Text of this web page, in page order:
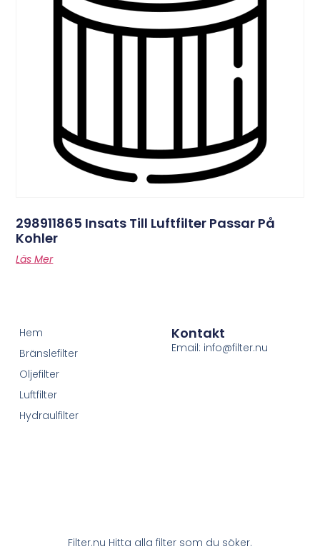
298911865 Insats Till Luftfilter Passar På
Kohler
Läs Mer
Filter.nu Hitta alla filter som du söker.
Hem
Bränslefilter
Oljefilter
Luftfilter
Hydraulfilter
Kontakt
Email: info@filter.nu